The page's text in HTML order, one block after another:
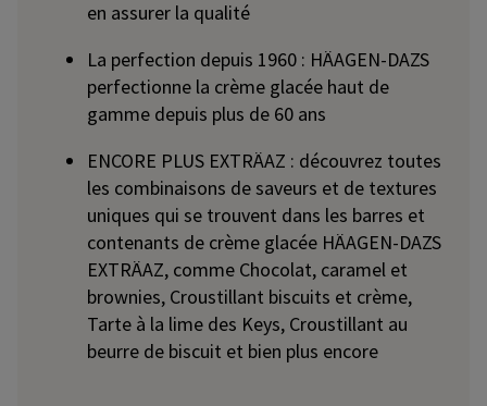
en assurer la qualité
La perfection depuis 1960 : HÄAGEN-DAZS
perfectionne la crème glacée haut de
gamme depuis plus de 60 ans
ENCORE PLUS EXTRÄAZ : découvrez toutes
les combinaisons de saveurs et de textures
uniques qui se trouvent dans les barres et
contenants de crème glacée HÄAGEN-DAZS
EXTRÄAZ, comme Chocolat, caramel et
brownies, Croustillant biscuits et crème,
Tarte à la lime des Keys, Croustillant au
beurre de biscuit et bien plus encore